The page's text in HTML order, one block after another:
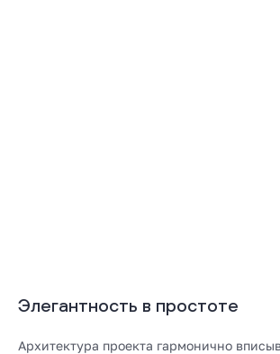
Элегантность в простоте
Архитектура проекта гармонично